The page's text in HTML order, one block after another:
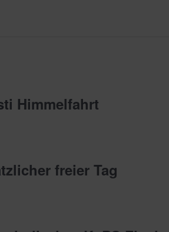
Himmelfahrt
freier Tag